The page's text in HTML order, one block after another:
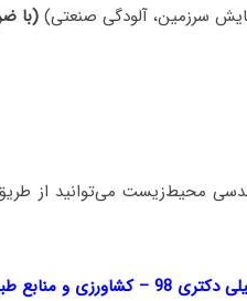
سرزمین، آلودگی صنعتی) (با
دفترچه سوالات دکتری 98 علوم و مهندسی محیط‌زیست
دکتری 98 – کشاورزی و منابع